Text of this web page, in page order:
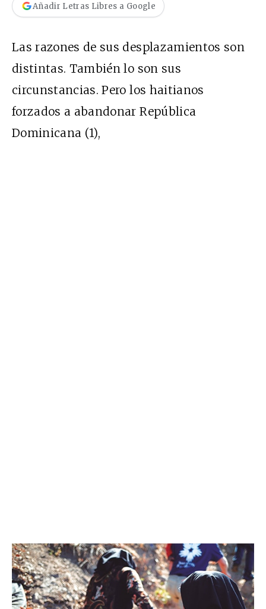
Añadir Letras Libres a Google
Las razones de sus desplazamientos son
distintas. También lo son sus
circunstancias. Pero los haitianos
forzados a abandonar República
Dominicana (1),